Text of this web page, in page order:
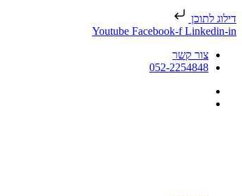
דילוג לתוכן
Youtube Facebook-f Linkedin-in
צור קשר
052-2254848